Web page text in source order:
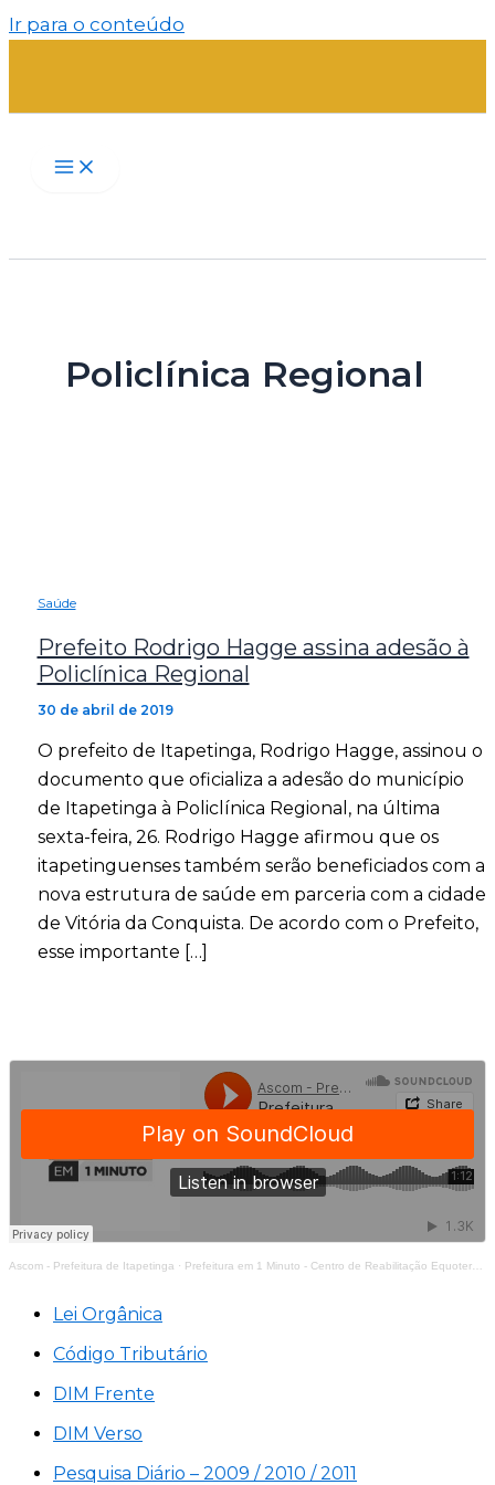
Ir para o conteúdo
Policlínica Regional
Saúde
Prefeito Rodrigo Hagge assina adesão à
Policlínica Regional
30 de abril de 2019
O prefeito de Itapetinga, Rodrigo Hagge, assinou o
documento que oficializa a adesão do município
de Itapetinga à Policlínica Regional, na última
sexta-feira, 26. Rodrigo Hagge afirmou que os
itapetinguenses também serão beneficiados com a
nova estrutura de saúde em parceria com a cidade
de Vitória da Conquista. De acordo com o Prefeito,
esse importante […]
Ascom - Prefeitura de Itapetinga · Prefeitura em 1 Minuto - Centro de Reabilitação Equoterapia Manoela
Lei Orgânica
Código Tributário
DIM Frente
DIM Verso
Pesquisa Diário – 2009 / 2010 / 2011